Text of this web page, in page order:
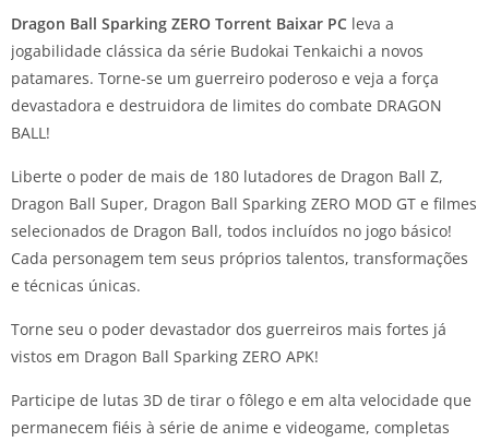
Dragon Ball Sparking ZERO Torrent Baixar PC leva a
jogabilidade clássica da série Budokai Tenkaichi a novos
patamares. Torne-se um guerreiro poderoso e veja a força
devastadora e destruidora de limites do combate DRAGON
BALL!
Liberte o poder de mais de 180 lutadores de Dragon Ball Z,
Dragon Ball Super, Dragon Ball Sparking ZERO MOD GT e filmes
selecionados de Dragon Ball, todos incluídos no jogo básico!
Cada personagem tem seus próprios talentos, transformações
e técnicas únicas.
Torne seu o poder devastador dos guerreiros mais fortes já
vistos em Dragon Ball Sparking ZERO APK!
Participe de lutas 3D de tirar o fôlego e em alta velocidade que
permanecem fiéis à série de anime e videogame, completas